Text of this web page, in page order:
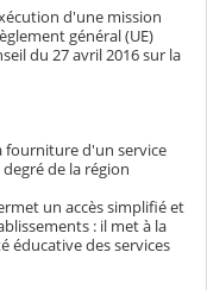
d'une mission
général (UE)
du 27 avril 2016 sur la
fourniture d'un service
de la région
un accès simplifié et
: il met à la
éducative des services